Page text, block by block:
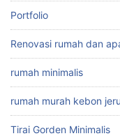
Portfolio
Renovasi rumah dan
rumah minimalis
rumah murah kebon
Tirai Gorden Minimalis